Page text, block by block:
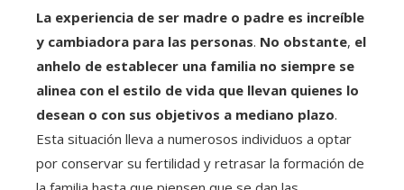
La experiencia de ser madre o padre es increíble
y cambiadora para las personas. No obstante, el
anhelo de establecer una familia no siempre se
alinea con el estilo de vida que llevan quienes lo
desean o con sus objetivos a mediano plazo.
Esta situación lleva a numerosos individuos a optar
por conservar su fertilidad y retrasar la formación de